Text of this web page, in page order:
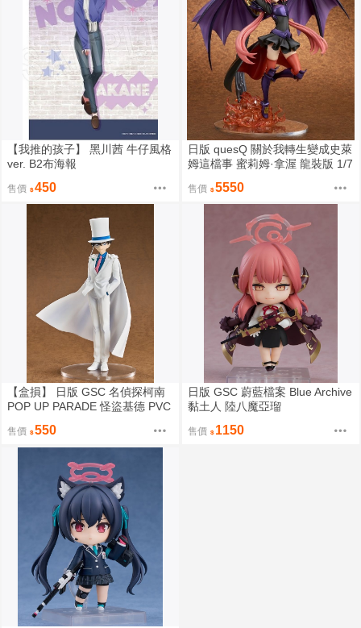
【我推的孩子】 黑川茜 牛仔風格
ver. B2布海報
售價 450
日版 quesQ 關於我轉生變成史萊
姆這檔事 蜜莉姆·拿渥 龍裝版 1/7
售價 5550
【盒損】 日版 GSC 名偵探柯南
POP UP PARADE 怪盜基德 PVC
售價 550
日版 GSC 蔚藍檔案 Blue Archive
黏土人 陸八魔亞瑠
售價 1150